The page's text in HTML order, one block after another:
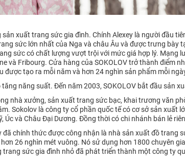
xuất trang sức gia đình. Chính Alexey là người đầu
sức lớn nhất của Nga và châu Âu và được trưng bày
sức có chất lượng vượt trội với mức giá hợp lý. Mạng
và Fribourg. Cửa hàng của SOKOLOV trở thành điểm
tạo ra mỗi năm và hơn 24 nghìn sản phẩm mỗi
năng suất. Đến năm 2003, SOKOLOV bắt đầu sản
nhà xưởng, sản xuất trang sức bạc, khai trương văn
Sokolov là công ty cổ phần quốc tế có cơ sở sản xuất
và Châu Đại Dương. Đồng thời có chi nhánh bán lẻ
đã chính thức được công nhận là nhà sản xuất đồ trang
26 nghìn mét vuông. Nó sử dụng hơn 1800 chuyên
sức gia đình nhỏ đã phát triển thành một công ty